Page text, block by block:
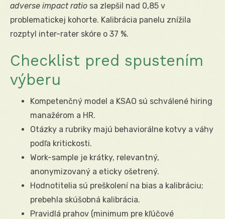
adverse impact ratio sa zlepšil nad 0,85 v
problematickej kohorte. Kalibrácia panelu znížila
rozptyl inter-rater skóre o 37 %.
Checklist pred spustením
výberu
Kompetenčný model a KSAO sú schválené hiring
manažérom a HR.
Otázky a rubriky majú behaviorálne kotvy a váhy
podľa kritickosti.
Work-sample je krátky, relevantný,
anonymizovaný a eticky ošetrený.
Hodnotitelia sú preškolení na bias a kalibráciu;
prebehla skúšobná kalibrácia.
Pravidlá prahov (minimum pre kľúčové